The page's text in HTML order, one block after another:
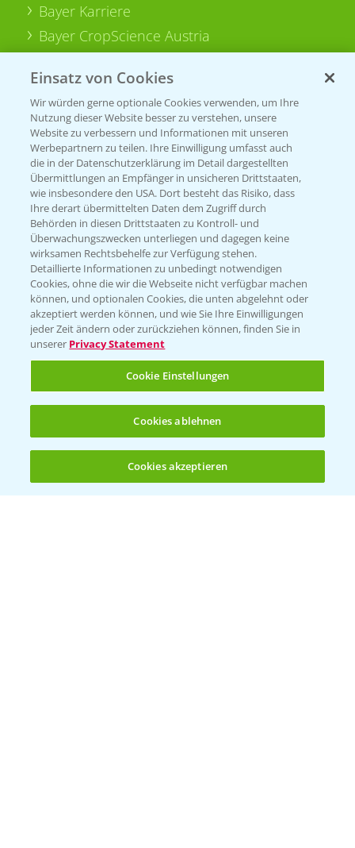
(noch 4)
Bayer Karriere
Bayer CropScience Austria
Presse
Vegetables Deutschland
Infos
LINKS
Apps
Wetter Aktuell
BROSCHÜREN
Ackerbau
Saatgut
Sonderkulturen
Verantwortung & Sorgfalt
PAMIRA - Packmittelrücknahme
Sammelstellen und Termine
Einsatz von Cookies
Wir würden gerne optionale Cookies verwenden, um Ihre
Nutzung dieser Website besser zu verstehen, unsere
Website zu verbessern und Informationen mit unseren
Werbepartnern zu teilen. Ihre Einwilligung umfasst auch
die in der Datenschutzerklärung im Detail dargestellten
Übermittlungen an Empfänger in unsicheren Drittstaaten,
wie insbesondere den USA. Dort besteht das Risiko, dass
Ihre derart übermittelten Daten dem Zugriff durch
Behörden in diesen Drittstaaten zu Kontroll- und
Überwachungszwecken unterliegen und dagegen keine
wirksamen Rechtsbehelfe zur Verfügung stehen.
Detaillierte Informationen zu unbedingt notwendigen
Cookies, ohne die wir die Webseite nicht verfügbar machen
können, und optionalen Cookies, die unten abgelehnt oder
akzeptiert werden können, und wie Sie Ihre Einwilligungen
jeder Zeit ändern oder zurückziehen können, finden Sie in
unserer Privacy Statement
Cookie Einstellungen
Cookies ablehnen
Cookies akzeptieren